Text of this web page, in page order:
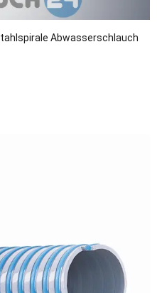
Abwasserschlauch